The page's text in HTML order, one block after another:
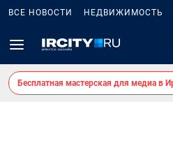
ВСЕ НОВОСТИ НЕДВИЖИМОСТЬ
Бесплатная мастерская для медиа в